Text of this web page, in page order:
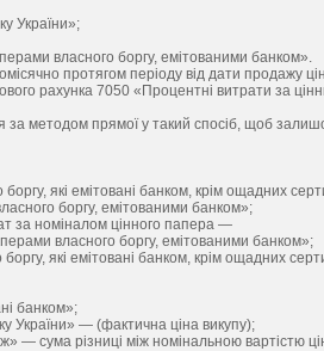
України»;
власного боргу, емітованими банком».
протягом періоду від дати продажу
рахунка 7050 «Процентні витрати за
за методом прямої у такий спосіб, щоб
які емітовані банком, крім ощадних
боргу, емітованими банком»;
за номіналом цінного папера —
власного боргу, емітованими банком»;
які емітовані банком, крім ощадних
банком»;
України» — (фактична ціна викупу);
— сума різниці між номінальною вартістю